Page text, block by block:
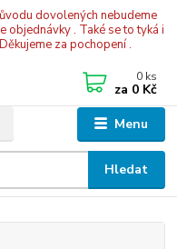
dovolených nebudeme
objednávky . Také se to tyká i
za pochopení .
Menu
Hledat
0 ks
za 0 Kč